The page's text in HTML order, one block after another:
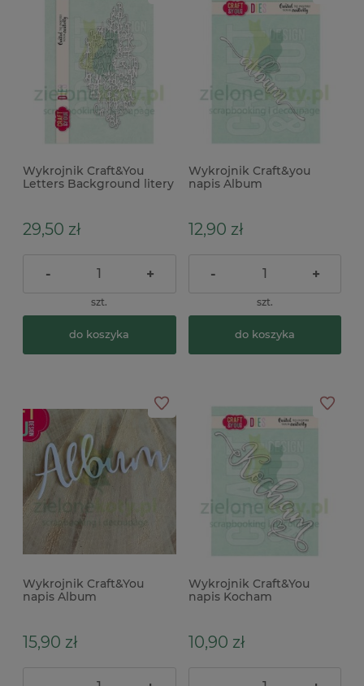
Wykrojnik Craft&You
Letters Background litery
29,50 zł
- +
szt.
do koszyka
Wykrojnik Craft&you
napis Album
12,90 zł
- +
szt.
do koszyka
Wykrojnik Craft&You
napis Album
15,90 zł
Wykrojnik Craft&You
napis Kocham
10,90 zł